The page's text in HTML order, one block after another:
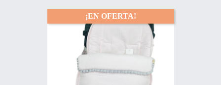
¡EN OFERTA!